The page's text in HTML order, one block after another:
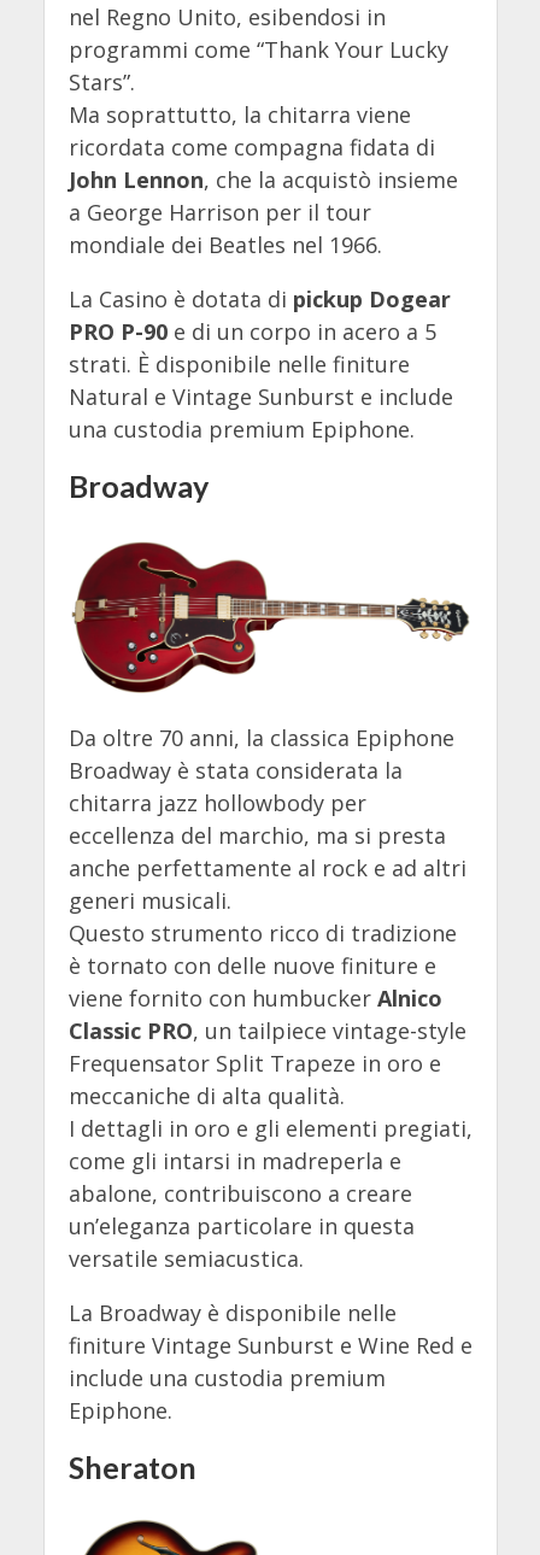
nel Regno Unito, esibendosi in
programmi come “Thank Your Lucky
Stars”.
Ma soprattutto, la chitarra viene
ricordata come compagna fidata di
John Lennon, che la acquistò insieme
a George Harrison per il tour
mondiale dei Beatles nel 1966.
La Casino è dotata di pickup Dogear
PRO P-90e di un corpo in acero a 5
strati. È disponibile nelle finiture
Natural e Vintage Sunburst e include
una custodia premium Epiphone.
Broadway
Da oltre 70 anni, la classica Epiphone
Broadway è stata considerata la
chitarra jazz hollowbody per
eccellenza del marchio, ma si presta
anche perfettamente al rock e ad altri
generi musicali.
Questo strumento ricco di tradizione
è tornato con delle nuove finiture e
viene fornito con humbucker Alnico
Classic PRO, un tailpiece vintage-style
Frequensator Split Trapeze in oro e
meccaniche di alta qualità.
I dettagli in oro e gli elementi pregiati,
come gli intarsi in madreperla e
abalone, contribuiscono a creare
un’eleganza particolare in questa
versatile semiacustica.
La Broadway è disponibile nelle
finiture Vintage Sunburst e Wine Red e
include una custodia premium
Epiphone.
Sheraton